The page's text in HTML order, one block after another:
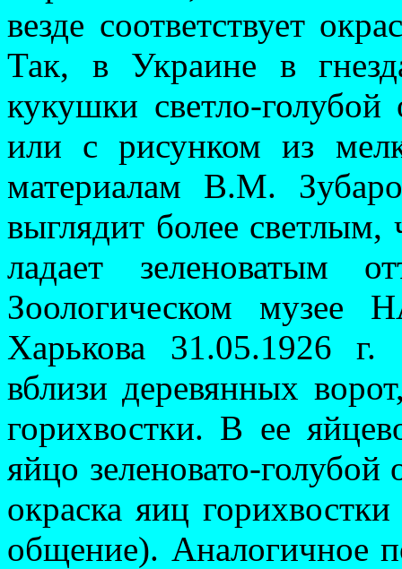
везде со­ответствует
Так, в Украине в
кукушки светло-
или с рисунком из
материалам В.М.
выглядит более
ладает зеленоватым
Зоологическом
Харькова 31.05.1926
вблизи деревянных
горихвостки. В ее
яйцо зеленовато-го­лубой
окраска яиц
общение). Аналогичное